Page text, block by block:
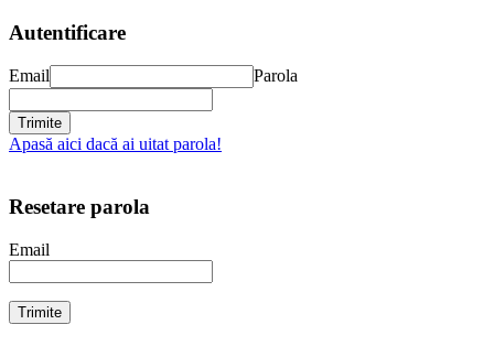
Autentificare
Email Parola
Apasă aici dacă ai uitat parola!
Resetare parola
Email